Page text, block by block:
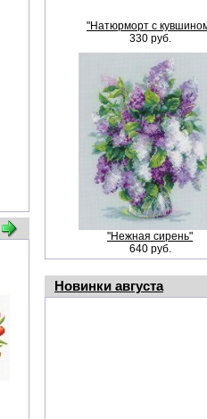
"Натюрморт с
330 руб.
"Нежная сирень"
640 руб.
Новинки августа